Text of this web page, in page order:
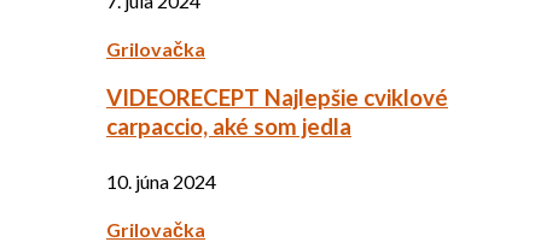
Grilovačka
VIDEORECEPT Najlepšie cviklové
carpaccio, aké som jedla
10. júna 2024
Grilovačka